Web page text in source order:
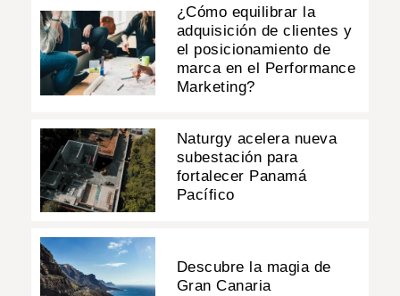
¿Cómo equilibrar la
adquisición de clientes y
el posicionamiento de
marca en el Performance
Marketing?
Naturgy acelera nueva
subestación para
fortalecer Panamá
Pacífico
Descubre la magia de
Gran Canaria